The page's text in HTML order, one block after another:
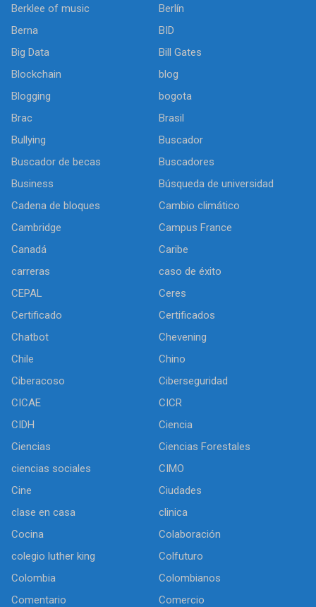
Berklee of music
Berlín
Berna
BID
Big Data
Bill Gates
Blockchain
blog
Blogging
bogota
Brac
Brasil
Bullying
Buscador
Buscador de becas
Buscadores
Business
Búsqueda de universidad
Cadena de bloques
Cambio climático
Cambridge
Campus France
Canadá
Caribe
carreras
caso de éxito
CEPAL
Ceres
Certificado
Certificados
Chatbot
Chevening
Chile
Chino
Ciberacoso
Ciberseguridad
CICAE
CICR
CIDH
Ciencia
Ciencias
Ciencias Forestales
ciencias sociales
CIMO
Cine
Ciudades
clase en casa
clinica
Cocina
Colaboración
colegio luther king
Colfuturo
Colombia
Colombianos
Comentario
Comercio